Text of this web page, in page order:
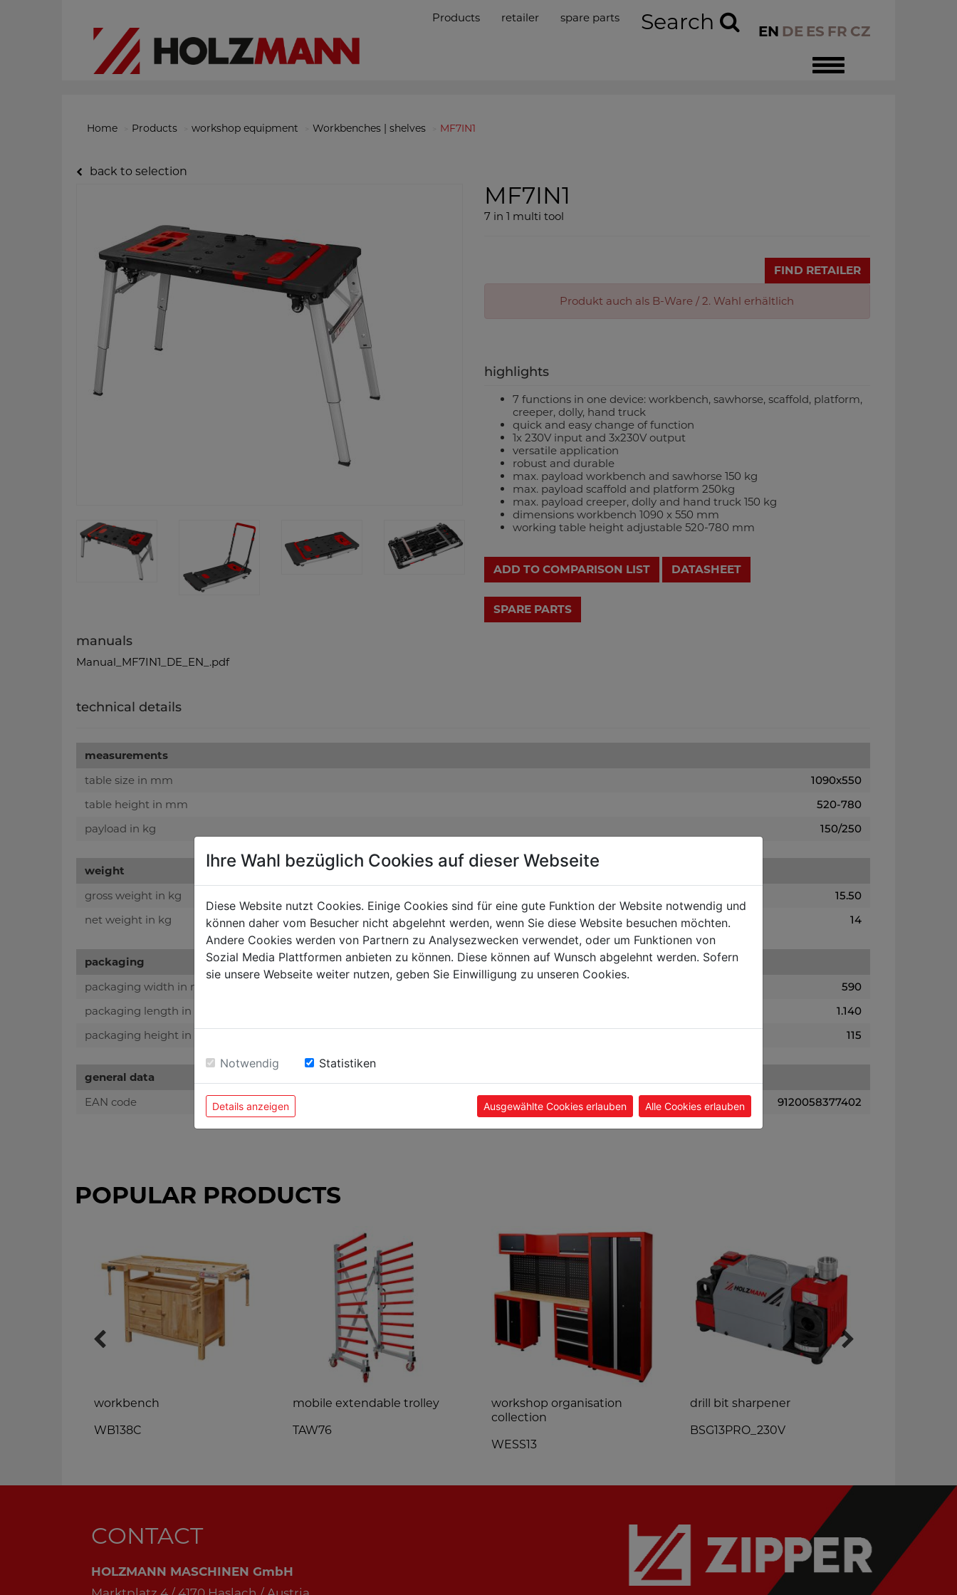
Toggle
navigation
EN DE ES FR CZ
Products retailer spare parts Search
Home Products workshop equipment Workbenches | shelves MF7IN1
back to selection
manuals
Manual_MF7IN1_DE_EN_.pdf
MF7IN1
7 in 1 multi tool
FIND RETAILER
Produkt auch als B-Ware / 2. Wahl erhältlich
highlights
7 functions in one device: workbench, sawhorse, scaffold, platform,
creeper, dolly, hand truck
quick and easy change of function
1x 230V input and 3x230V output
versatile application
robust and durable
max. payload workbench and sawhorse 150 kg
max. payload scaffold and platform 250kg
max. payload creeper, dolly and hand truck 150 kg
dimensions workbench 1090 x 550 mm
working table height adjustable 520-780 mm
ADD TO COMPARISON LIST DATASHEET
technical details
measurements
table size in mm
1090x550
table height in mm
520-780
payload in kg
150/250
weight
gross weight in kg
15.50
net weight in kg
14
packaging
packaging width in mm
590
packaging length in mm
1.140
packaging height in mm
115
general data
EAN code
9120058377402
POPULAR PRODUCTS
workbench
WB138C
mobile extendable trolley
TAW76
workshop organisation
collection
WESS13
drill bit sharpener
BSG13PRO_230V
CONTACT
HOLZMANN MASCHINEN GmbH
Ihre Wahl bezüglich Cookies auf dieser Webseite
Diese Website nutzt Cookies. Einige Cookies sind für eine gute Funktion der Website notwendig und
können daher vom Besucher nicht abgelehnt werden, wenn Sie diese Website besuchen möchten.
Andere Cookies werden von Partnern zu Analysezwecken verwendet, oder um Funktionen von
Sozial Media Plattformen anbieten zu können. Diese können auf Wunsch abgelehnt werden. Sofern
sie unsere Webseite weiter nutzen, geben Sie Einwilligung zu unseren Cookies.
Notwendig Statistiken
Details anzeigen Ausgewählte Cookies erlauben Alle Cookies erlauben